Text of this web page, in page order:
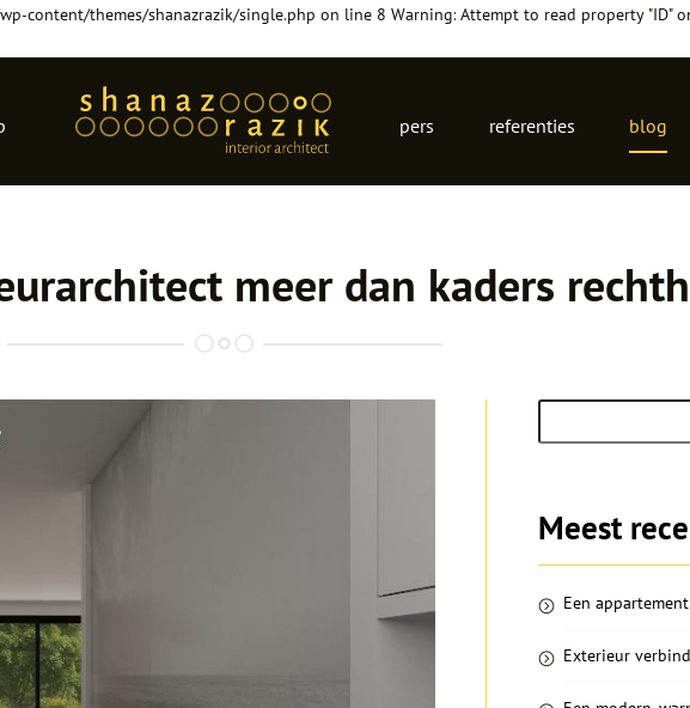
content/themes/shanazrazik/single.php on line 8 Warning: Attempt to read property "ID"
pers referenties blog
meer dan kaders
Zoeken
naar:
Meest
Een
Exterieur